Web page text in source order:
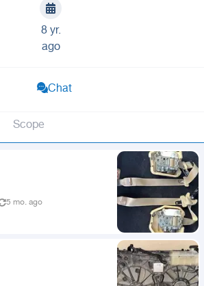
8 yr.
ago
Chat
Scope
5 mo. ago